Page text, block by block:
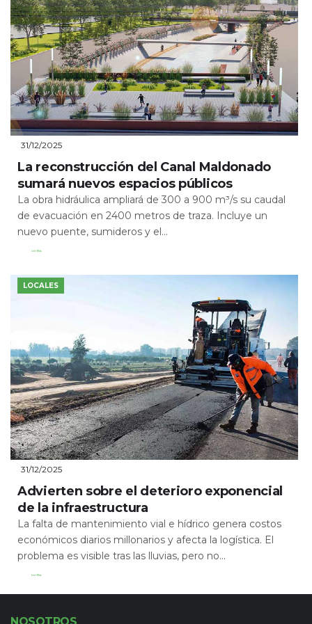
31/12/2025
La reconstrucción del Canal Maldonado
sumará nuevos espacios públicos
La obra hidráulica ampliará de 300 a 900 m³/s su caudal
de evacuación en 2400 metros de traza. Incluye un
nuevo puente, sumideros y el...
Leer Más
LOCALES
31/12/2025
Advierten sobre el deterioro exponencial
de la infraestructura
La falta de mantenimiento vial e hídrico genera costos
económicos diarios millonarios y afecta la logística. El
problema es visible tras las lluvias, pero no...
Leer Más
NOSOTROS